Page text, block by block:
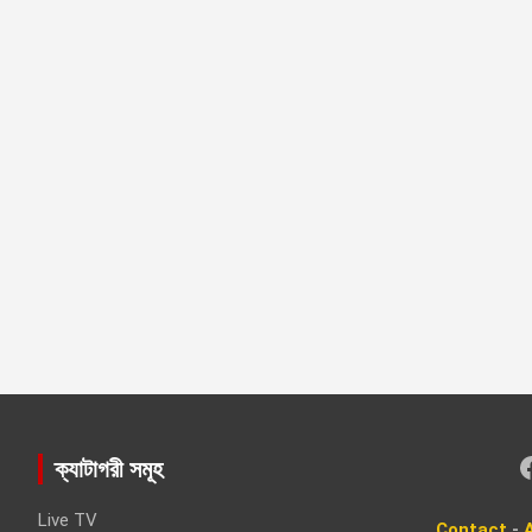
ক্যাটাগরী সমূহ
Live TV